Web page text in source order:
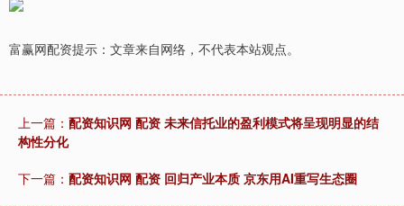
富赢网配资提示：文章来自网络，不代表本站观点。
上一篇： 配资知识网 配资 未来信托业的盈利模式将呈现明显的结
构性分化
下一篇： 配资知识网 配资 回归产业本质 京东用AI重写生态圈